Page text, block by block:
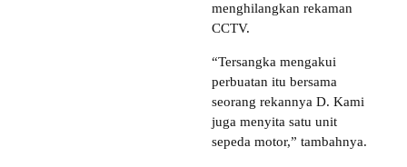
menghilangkan rekaman
CCTV.
“Tersangka mengakui
perbuatan itu bersama
seorang rekannya D. Kami
juga menyita satu unit
sepeda motor,” tambahnya.